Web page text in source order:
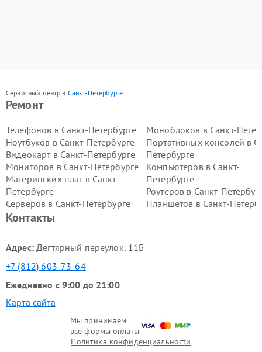
Сервисный центр в Санкт-Петербурге
Мы принимаем
все формы оплаты
Ремонт
Телефонов в Санкт-Петербурге
Ноутбуков в Санкт-Петербурге
Видеокарт в Санкт-Петербурге
Мониторов в Санкт-Петербурге
Материнских плат в Санкт-
Петербурге
Серверов в Санкт-Петербурге
Моноблоков в Санкт-
Портативных консолей в
Петербурге
Компьютеров в Санкт-
Петербурге
Роутеров в Санкт-
Планшетов в Санкт-
Контакты
Адрес:Дегтярный переулок, 11Б
+7 (812) 603-73-64
Ежедневно с 9:00 до 21:00
Карта сайта
Политика конфиденциальности